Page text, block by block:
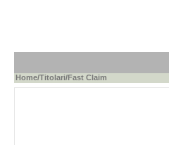
Home/Titolari/Fast Claim